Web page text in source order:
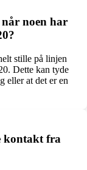
noen har
stille på linjen
Dette kan tyde
eller at det er en
kontakt fra